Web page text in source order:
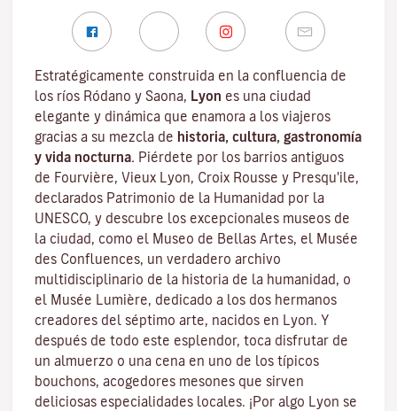
Estratégicamente construida en la confluencia de
los ríos Ródano y Saona, Lyon es una ciudad
elegante y dinámica que enamora a los viajeros
gracias a su mezcla de historia, cultura, gastronomía
y vida nocturna. Piérdete por los barrios antiguos
de Fourvière, Vieux Lyon, Croix Rousse y Presqu'ile,
declarados Patrimonio de la Humanidad por la
UNESCO, y descubre los excepcionales museos de
la ciudad , como el Museo de Bellas Artes, el Musée
des Confluences, un verdadero archivo
multidisciplinario de la historia de la humanidad, o
el Musée Lumière, dedicado a los dos hermanos
creadores del séptimo arte, nacidos en Lyon. Y
después de todo este esplendor, toca disfrutar de
un almuerzo o una cena en uno de los típicos
bouchons, acogedores mesones que sirven
deliciosas especialidades locales. ¡Por algo Lyon se